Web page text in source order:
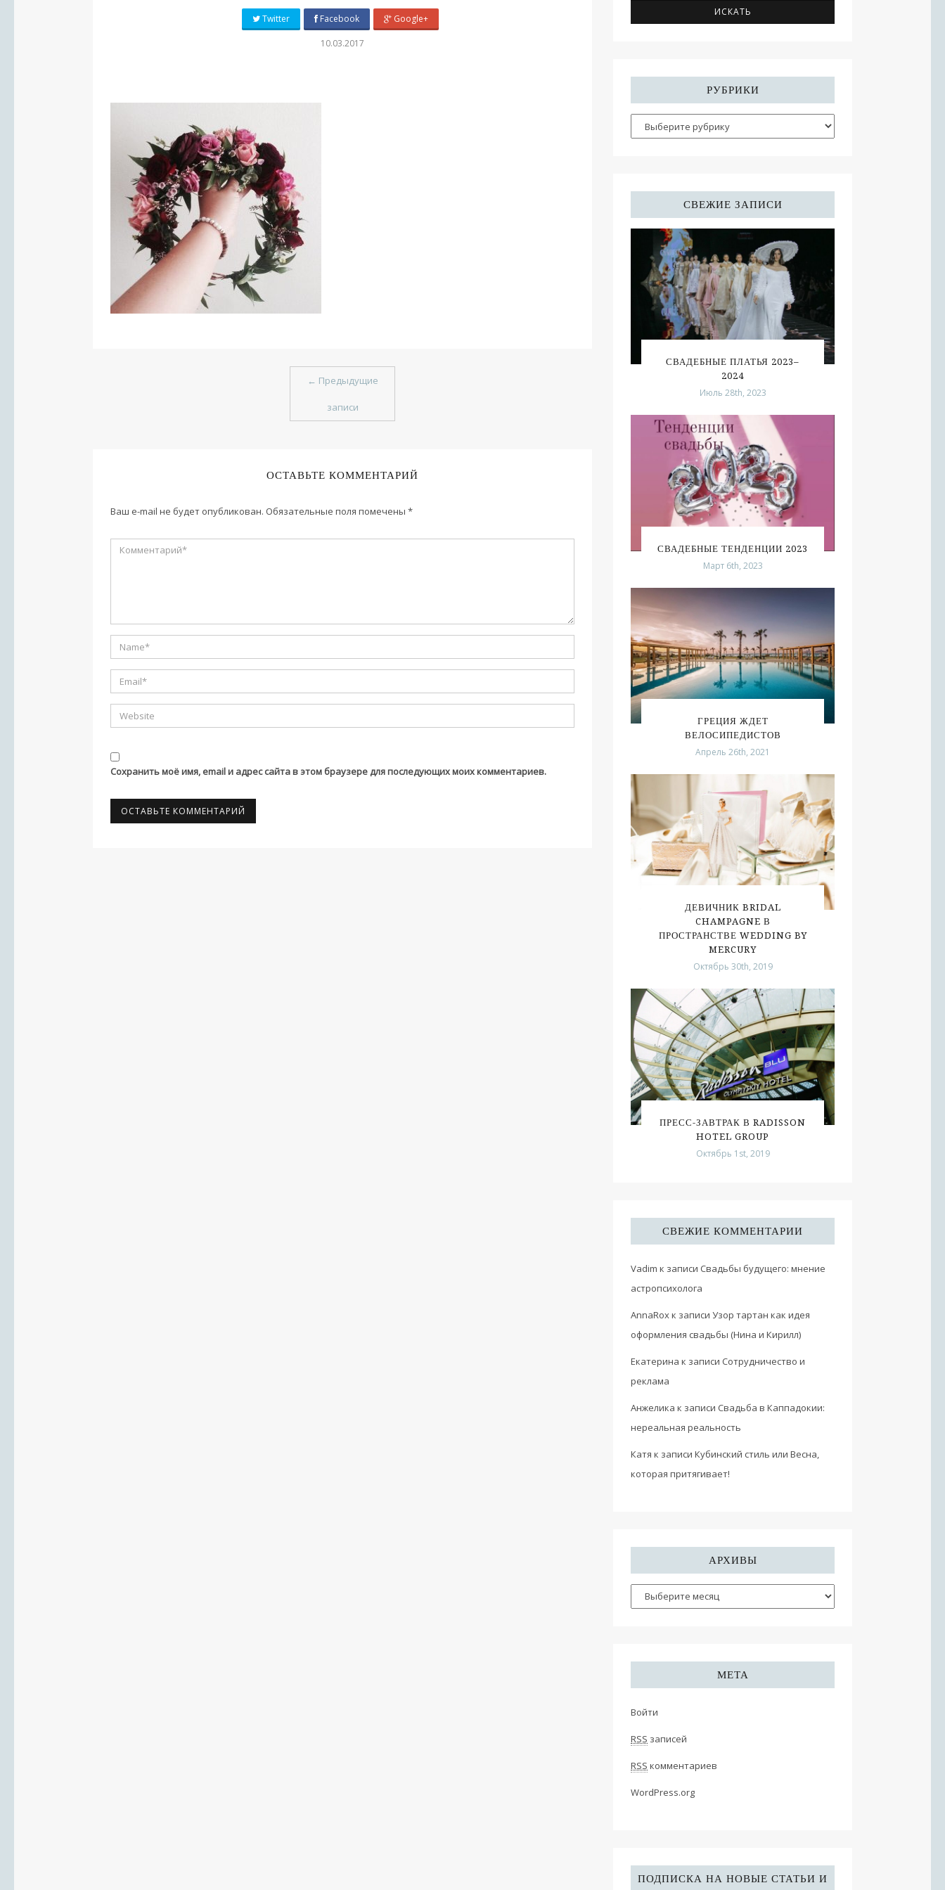
Twitter Facebook Google+
10.03.2017
← Предыдущие
записи
ОСТАВЬТЕ КОММЕНТАРИЙ
Ваш e-mail не будет опубликован. Обязательные поля помечены *
Сохранить моё имя, email и адрес сайта в этом браузере для последующих моих комментариев.
РУБРИКИ
СВЕЖИЕ ЗАПИСИ
СВАДЕБНЫЕ ПЛАТЬЯ 2023–
2024
Июль 28th, 2023
СВАДЕБНЫЕ ТЕНДЕНЦИИ 2023
Март 6th, 2023
ГРЕЦИЯ ЖДЕТ
ВЕЛОСИПЕДИСТОВ
Апрель 26th, 2021
ДЕВИЧНИК BRIDAL
CHAMPAGNE В
ПРОСТРАНСТВЕ WEDDING BY
MERCURY
Октябрь 30th, 2019
ПРЕСС-ЗАВТРАК В RADISSON
HOTEL GROUP
Октябрь 1st, 2019
СВЕЖИЕ КОММЕНТАРИИ
Vadim к записи Свадьбы будущего: мнение
астропсихолога
AnnaRoxк записи Узор тартан как идея
оформления свадьбы (Нина и Кирилл)
Екатерина к записи Сотрудничество и
реклама
Анжелика к записи Свадьба в Каппадокии:
нереальная реальность
Катя к записи Кубинский стиль или Весна,
которая притягивает!
АРХИВЫ
МЕТА
Войти
RSS записей
RSS комментариев
WordPress.org
ПОДПИСКА НА НОВЫЕ СТАТЬИ И